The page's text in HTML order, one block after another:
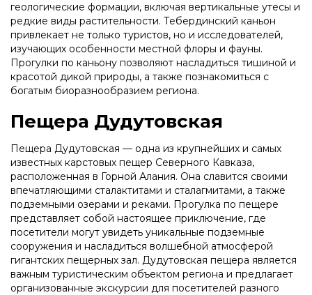
геологические формации, включая вертикальные утесы и
редкие виды растительности. Тебердинский каньон
привлекает не только туристов, но и исследователей,
изучающих особенности местной флоры и фауны.
Прогулки по каньону позволяют насладиться тишиной и
красотой дикой природы, а также познакомиться с
богатым биоразнообразием региона.
Пещера Дудутовская
Пещера Дудутовская — одна из крупнейших и самых
известных карстовых пещер Северного Кавказа,
расположенная в Горной Алания. Она славится своими
впечатляющими сталактитами и сталагмитами, а также
подземными озерами и реками. Прогулка по пещере
представляет собой настоящее приключение, где
посетители могут увидеть уникальные подземные
сооружения и насладиться волшебной атмосферой
гигантских пещерных зал. Дудутовская пещера является
важным туристическим объектом региона и предлагает
организованные экскурсии для посетителей разного